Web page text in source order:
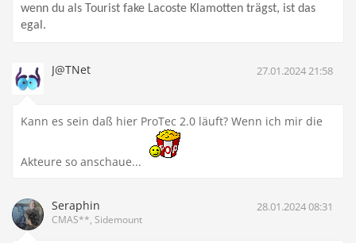
wenn du als Tourist fake Lacoste Klamotten trägst, ist das
egal.
J@TNet 27.01.2024 21:58
Kann es sein daß hier ProTec 2.0 läuft? Wenn ich mir die
Akteure so anschaue...
Seraphin
CMAS**, Sidemount
28.01.2024 08:31